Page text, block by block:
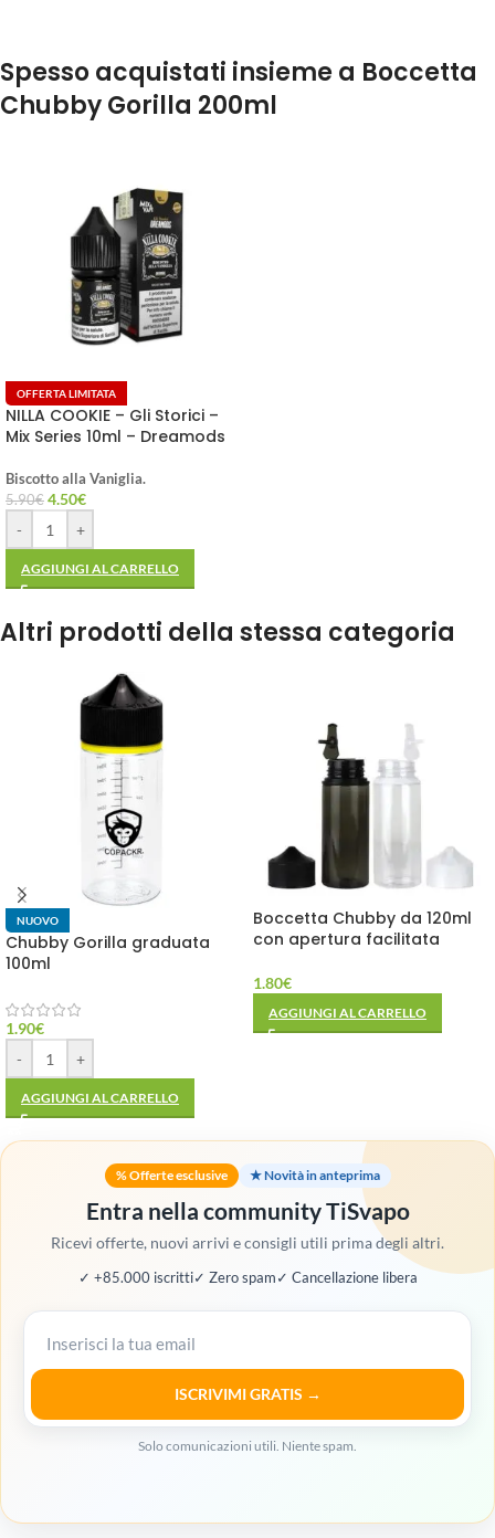
Spesso acquistati insieme a Boccetta
Chubby Gorilla 200ml
OFFERTA LIMITATA
NILLA COOKIE – Gli Storici –
Mix Series 10ml – Dreamods
Biscotto alla Vaniglia.
5.90€ 4.50€
- +
AGGIUNGI AL CARRELLO
Altri prodotti della stessa categoria
NUOVO
Chubby Gorilla graduata
100ml
1.90€
-
+
AGGIUNGI AL CARRELLO
Boccetta Chubby da 120ml
con apertura facilitata
1.80€
AGGIUNGI AL CARRELLO
% Offerte esclusive ★ Novità in anteprima
Entra nella community TiSvapo
Ricevi offerte, nuovi arrivi e consigli utili prima degli altri.
✓ +85.000 iscritti✓ Zero spam✓ Cancellazione libera
ISCRIVIMI GRATIS →
Solo comunicazioni utili. Niente spam.